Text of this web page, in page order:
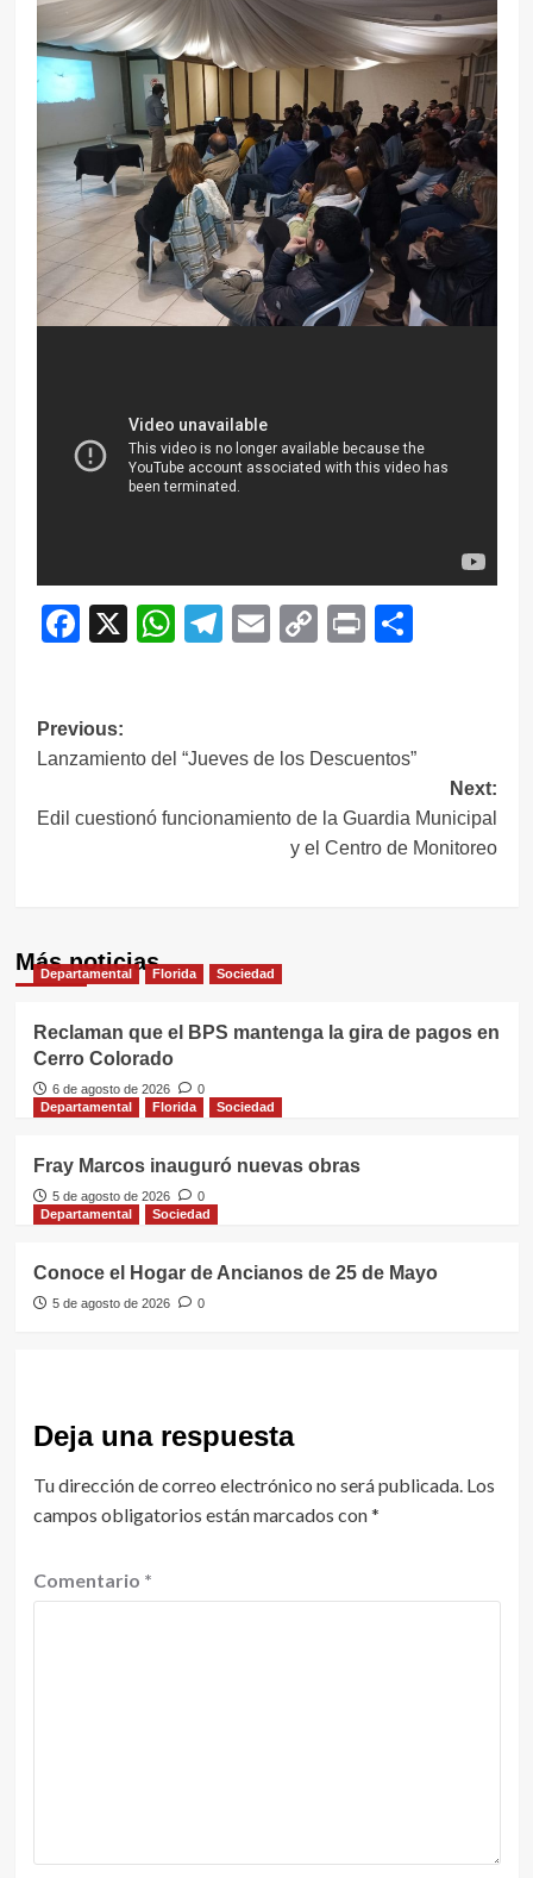
Facebook
X WhatsApp
Telegram
EmailCopy
Print
Navegación
de
entradas
Previous:
Lanzamiento del “Jueves de los Descuentos”
Next:
Edil cuestionó funcionamiento de la Guardia Municipal
y el Centro de Monitoreo
Más noticias
Departamental Florida Sociedad
Reclaman que el BPS mantenga la gira de pagos en
Cerro Colorado
6 de agosto de 2026
0
Departamental
Florida Sociedad
Fray Marcos inauguró nuevas obras
5 de agosto de 2026
0
Departamental
Sociedad
Conoce el Hogar de Ancianos de 25 de Mayo
5 de agosto de 2026 0
Deja una respuesta
Tu dirección de correo electrónico no será publicada. Los
campos obligatorios están marcados con*
Comentario *